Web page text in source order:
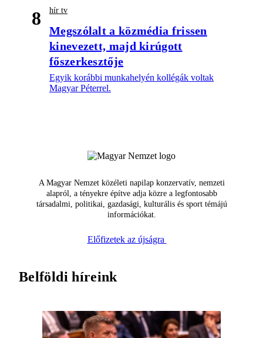
8 hír tv
Megszólalt a közmédia frissen
kinevezett, majd kirúgott
főszerkesztője
Egyik korábbi munkahelyén kollégák voltak
Magyar Péterrel.
A Magyar Nemzet közéleti napilap konzervatív, nemzeti
alapról, a tényekre építve adja közre a legfontosabb
társadalmi, politikai, gazdasági, kulturális és sport témájú
információkat.
Előfizetek az újságra
Belföldi híreink